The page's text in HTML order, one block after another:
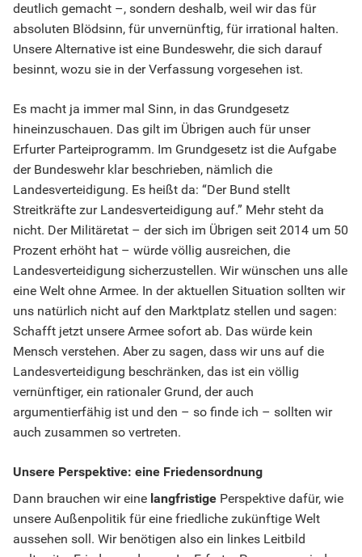
deutlich gemacht –, sondern deshalb, weil wir das für
absoluten Blödsinn, für unvernünftig, für irrational halten.
Unsere Alternative ist eine Bundeswehr, die sich darauf
besinnt, wozu sie in der Verfassung vorgesehen ist.
Es macht ja immer mal Sinn, in das Grundgesetz
hineinzuschauen. Das gilt im Übrigen auch für unser
Erfurter Parteiprogramm. Im Grundgesetz ist die Aufgabe
der Bundeswehr klar beschrieben, nämlich die
Landesverteidigung. Es heißt da: “Der Bund stellt
Streitkräfte zur Landesverteidigung auf.” Mehr steht da
nicht. Der Militäretat – der sich im Übrigen seit 2014 um 50
Prozent erhöht hat – würde völlig ausreichen, die
Landesverteidigung sicherzustellen. Wir wünschen uns alle
eine Welt ohne Armee. In der aktuellen Situation sollten wir
uns natürlich nicht auf den Marktplatz stellen und sagen:
Schafft jetzt unsere Armee sofort ab. Das würde kein
Mensch verstehen. Aber zu sagen, dass wir uns auf die
Landesverteidigung beschränken, das ist ein völlig
vernünftiger, ein rationaler Grund, der auch
argumentierfähig ist und den – so finde ich – sollten wir
auch zusammen so vertreten.
Unsere Perspektive: eine Friedensordnung
Dann brauchen wir eine langfristige Perspektive dafür, wie
unsere Außenpolitik für eine friedliche zukünftige Welt
aussehen soll. Wir benötigen also ein linkes Leitbild